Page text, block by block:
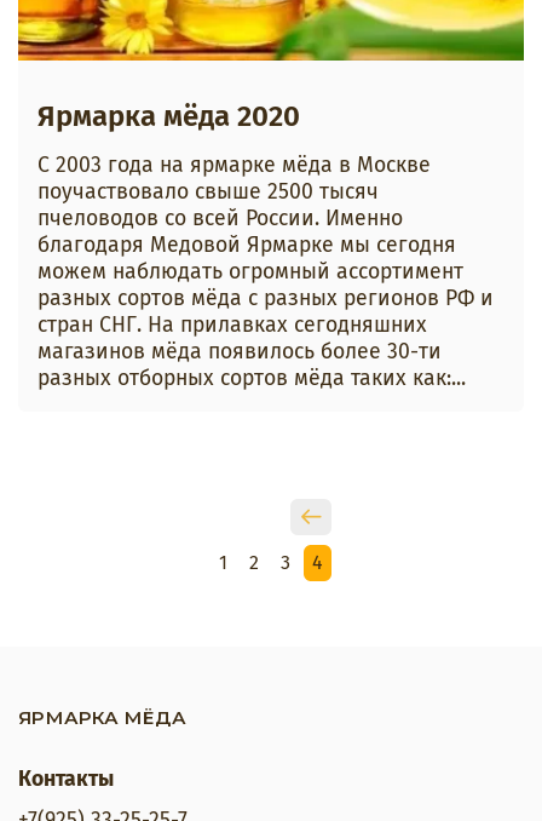
Ярмарка мёда 2020
С 2003 года на ярмарке мёда в Москве
поучаствовало свыше 2500 тысяч
пчеловодов со всей России. Именно
благодаря Медовой Ярмарке мы сегодня
можем наблюдать огромный ассортимент
разных сортов мёда с разных регионов РФ и
стран СНГ. На прилавках сегодняшних
магазинов мёда появилось более 30-ти
разных отборных сортов мёда таких как:...
1 2 3 4
ЯРМАРКА МЁДА
Контакты